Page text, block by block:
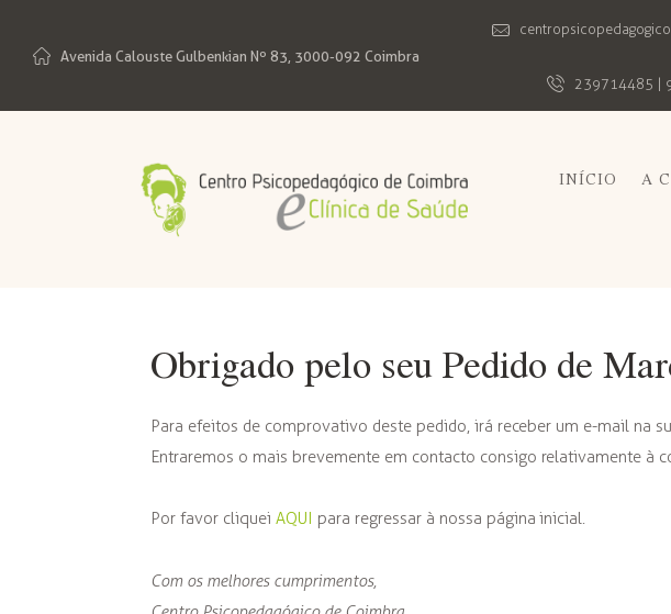
Avenida Calouste Gulbenkian Nº 83, 3000-092 Coimbra
239714485 |
INÍCIO A
Obrigado pelo seu Pedido de
Para efeitos de comprovativo deste pedido, irá receber um e-mail na
Entraremos o mais brevemente em contacto consigo relativamente à
Por favor cliquei AQUI para regressar à nossa página inicial.
Com os melhores cumprimentos,